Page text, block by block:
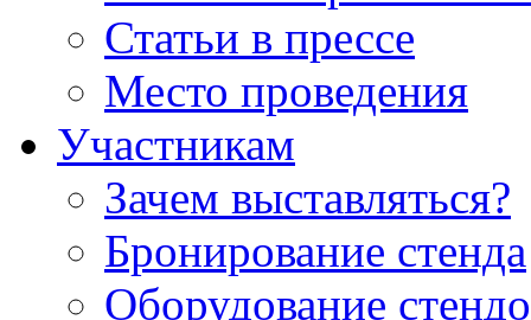
Статьи в прессе
Место проведения
Участникам
Зачем выставляться?
Бронирование стенда
Оборудование